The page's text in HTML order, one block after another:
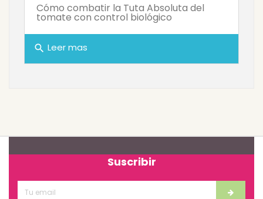
Cómo combatir la Tuta Absoluta del
tomate con control biológico
search Leer mas
Suscribir